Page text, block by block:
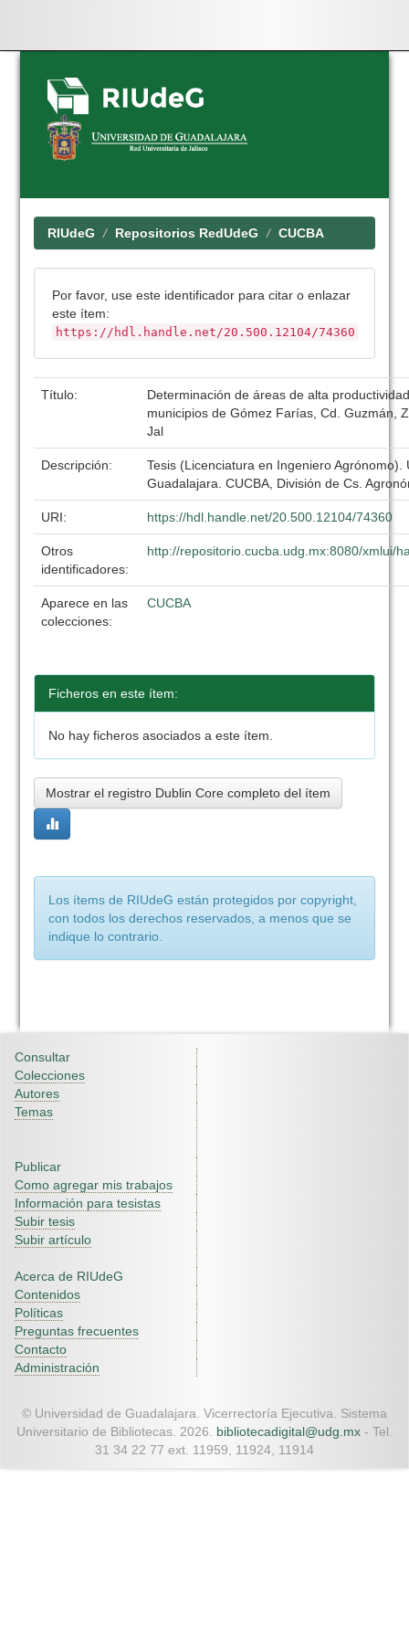
Skip
navigation
RIUdeG Repositorios RedUdeG CUCBA
Por favor, use este identificador para citar o enlazar
este ítem:
https://hdl.handle.net/20.500.12104/74360
Título:
Determinación de áreas de alta
municipios de Gómez Farías, Cd. Guzmán,
Jal
Descripción:
Tesis (Licenciatura en Ingeniero Agrónomo).
Guadalajara. CUCBA, División de Cs.
URI: https://hdl.handle.net/20.500.12104/74360
Otros
identificadores:
http://repositorio.cucba.udg.mx:8080/xmlui/
Aparece en las
colecciones:
CUCBA
Ficheros en este ítem:
No hay ficheros asociados a este ítem.
Mostrar el registro Dublin Core completo del ítem
Los ítems de RIUdeG están protegidos por copyright,
con todos los derechos reservados, a menos que se
indique lo contrario.
Consultar
Colecciones
Autores
Temas
Publicar
Como agregar mis trabajos
Información para tesistas
Subir tesis
Subir artículo
Acerca de RIUdeG
Contenidos
Políticas
Preguntas frecuentes
Contacto
Administración
© Universidad de Guadalajara. Vicerrectoría Ejecutiva. Sistema
Universitario de Bibliotecas. 2026. bibliotecadigital@udg.mx - Tel.
31 34 22 77 ext. 11959, 11924, 11914